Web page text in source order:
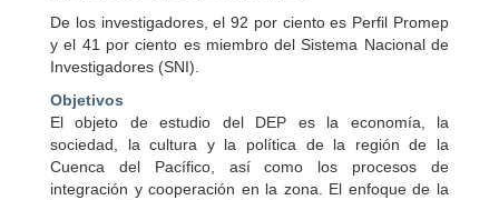
De los investigadores, el 92 por ciento es Perfil Promep
y el 41 por ciento es miembro del Sistema Nacional de
Investigadores (SNI).
Objetivos
El objeto de estudio del DEP es la economía, la
sociedad, la cultura y la política de la región de la
Cuenca del Pacífico, así como los procesos de
integración y cooperación en la zona. El enfoque de la